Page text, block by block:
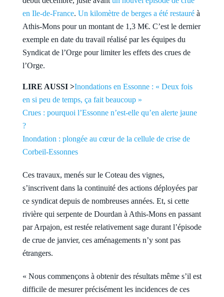
en Ile-de-France. Un kilomètre de berges a été restauréà
Athis-Mons pour un montant de 1,3 M€. C’est le dernier
exemple en date du travail réalisé par les équipes du
Syndicat de l’Orge pour limiter les effets des crues de
l’Orge.
LIRE AUSSI >Inondations en Essonne : « Deux fois
en si peu de temps, ça fait beaucoup »
Crues : pourquoi l’Essonne n’est-elle qu’en alerte jaune
?
Inondation : plongée au cœur de la cellule de crise de
Corbeil-Essonnes
Ces travaux, menés sur le Coteau des vignes,
s’inscrivent dans la continuité des actions déployées par
ce syndicat depuis de nombreuses années. Et, si cette
rivière qui serpente de Dourdan à Athis-Mons en passant
par Arpajon, est restée relativement sage durant l’épisode
de crue de janvier, ces aménagements n’y sont pas
étrangers.
« Nous commençons à obtenir des résultats même s’il est
difficile de mesurer précisément les incidences de ces